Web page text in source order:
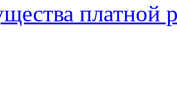
платной